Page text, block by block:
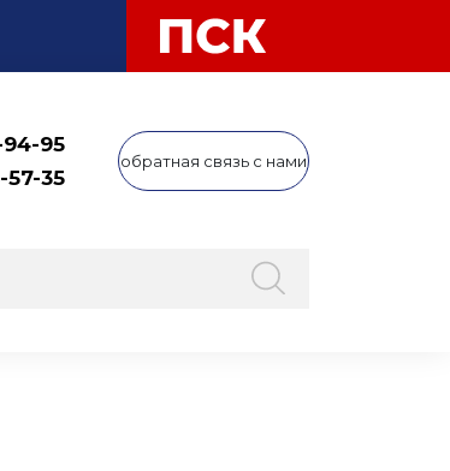
94-95
57-35
обратная связь с нами